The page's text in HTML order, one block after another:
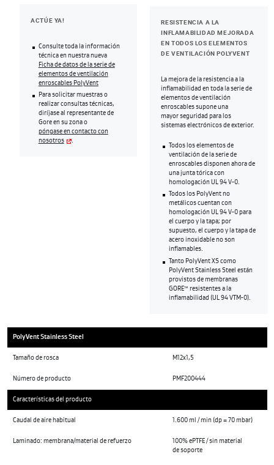
RESISTENCIA A LA
INFLAMABILIDAD MEJORADA
EN TODOS LOS ELEMENTOS
DE VENTILACIÓN POLYVENT
La mejora de la resistencia a la
inflamabilidad en toda la serie de
elementos de ventilación
enroscables supone una
mayor seguridad para los
sistemas electrónicos de exterior.
Todos los elementos de
ventilación de la serie de
enroscables disponen ahora de
una junta tórica con
homologación UL 94 V-0.
Todos los PolyVent no
metálicos cuentan con
homologación UL 94 V-0 para
el cuerpo y la tapa; por
supuesto, el cuerpo y la tapa de
acero inoxidable no son
inflamables.
Tanto PolyVent XS como
PolyVent Stainless Steel están
provistos de membranas
GORE™ resistentes a la
inflamabilidad (UL 94 VTM-0).
ACTÚE YA!
Consulte toda la información
técnica en nuestra nueva
Ficha de datos de la serie de
elementos de ventilación
enroscables PolyVent
Para solicitar muestras o
realizar consultas técnicas,
diríjase al representante de
Gore en su zona o
póngase en contacto con
nosotros
.
PolyVent Stainless Steel
Tamaño de rosca M12x1,5
Número de producto PMF200444
Características del producto
Caudal de aire habitual 1.600 ml / min (dp = 70 mbar)
Laminado: membrana/material de refuerzo
100% ePTFE / sin material
de soporte